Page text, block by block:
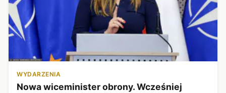
WYDARZENIA
Nowa wiceminister obrony. Wcześniej